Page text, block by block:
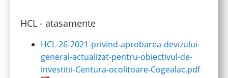
HCL - atasamente
HCL-26-2021-privind-aprobarea-devizului-
general-actualizat-pentru-obiectivul-de-
investitii-Centura-ocolitoare-Cogealac.pdf